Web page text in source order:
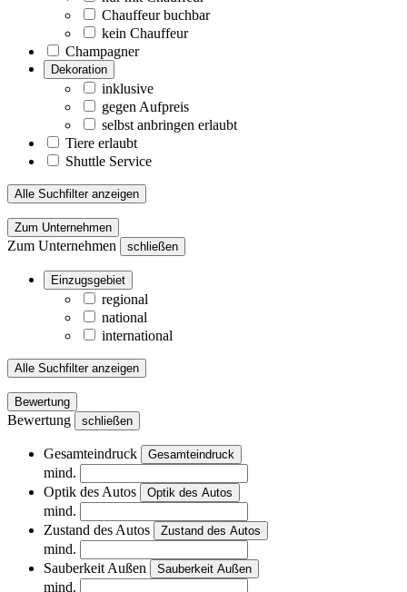
Chauffeur buchbar
kein Chauffeur
Champagner
Dekoration
inklusive
gegen Aufpreis
selbst anbringen erlaubt
Tiere erlaubt
Shuttle Service
Alle Suchfilter anzeigen
Zum Unternehmen
Zum Unternehmen schließen
Einzugsgebiet
regional
national
international
Alle Suchfilter anzeigen
Bewertung
Bewertung schließen
Gesamteindruck Gesamteindruck
mind.
Optik des Autos
Optik des Autos
mind.
Zustand des Autos
Zustand des Autos
mind.
Sauberkeit Außen
Sauberkeit Außen
mind.